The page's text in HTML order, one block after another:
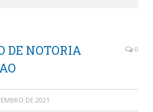
DE NOTORIA
0
DE 2021